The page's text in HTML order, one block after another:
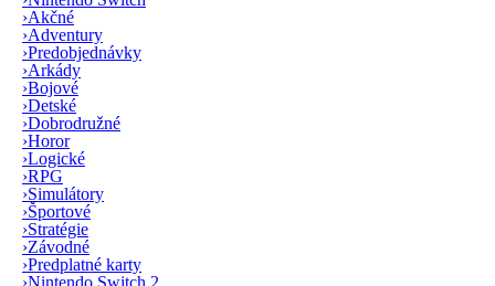
›Akčné
›Adventury
›Predobjednávky
›Arkády
›Bojové
›Detské
›Dobrodružné
›Horor
›Logické
›RPG
›Simulátory
›Športové
›Stratégie
›Závodné
›Predplatné karty
›Nintendo Switch 2